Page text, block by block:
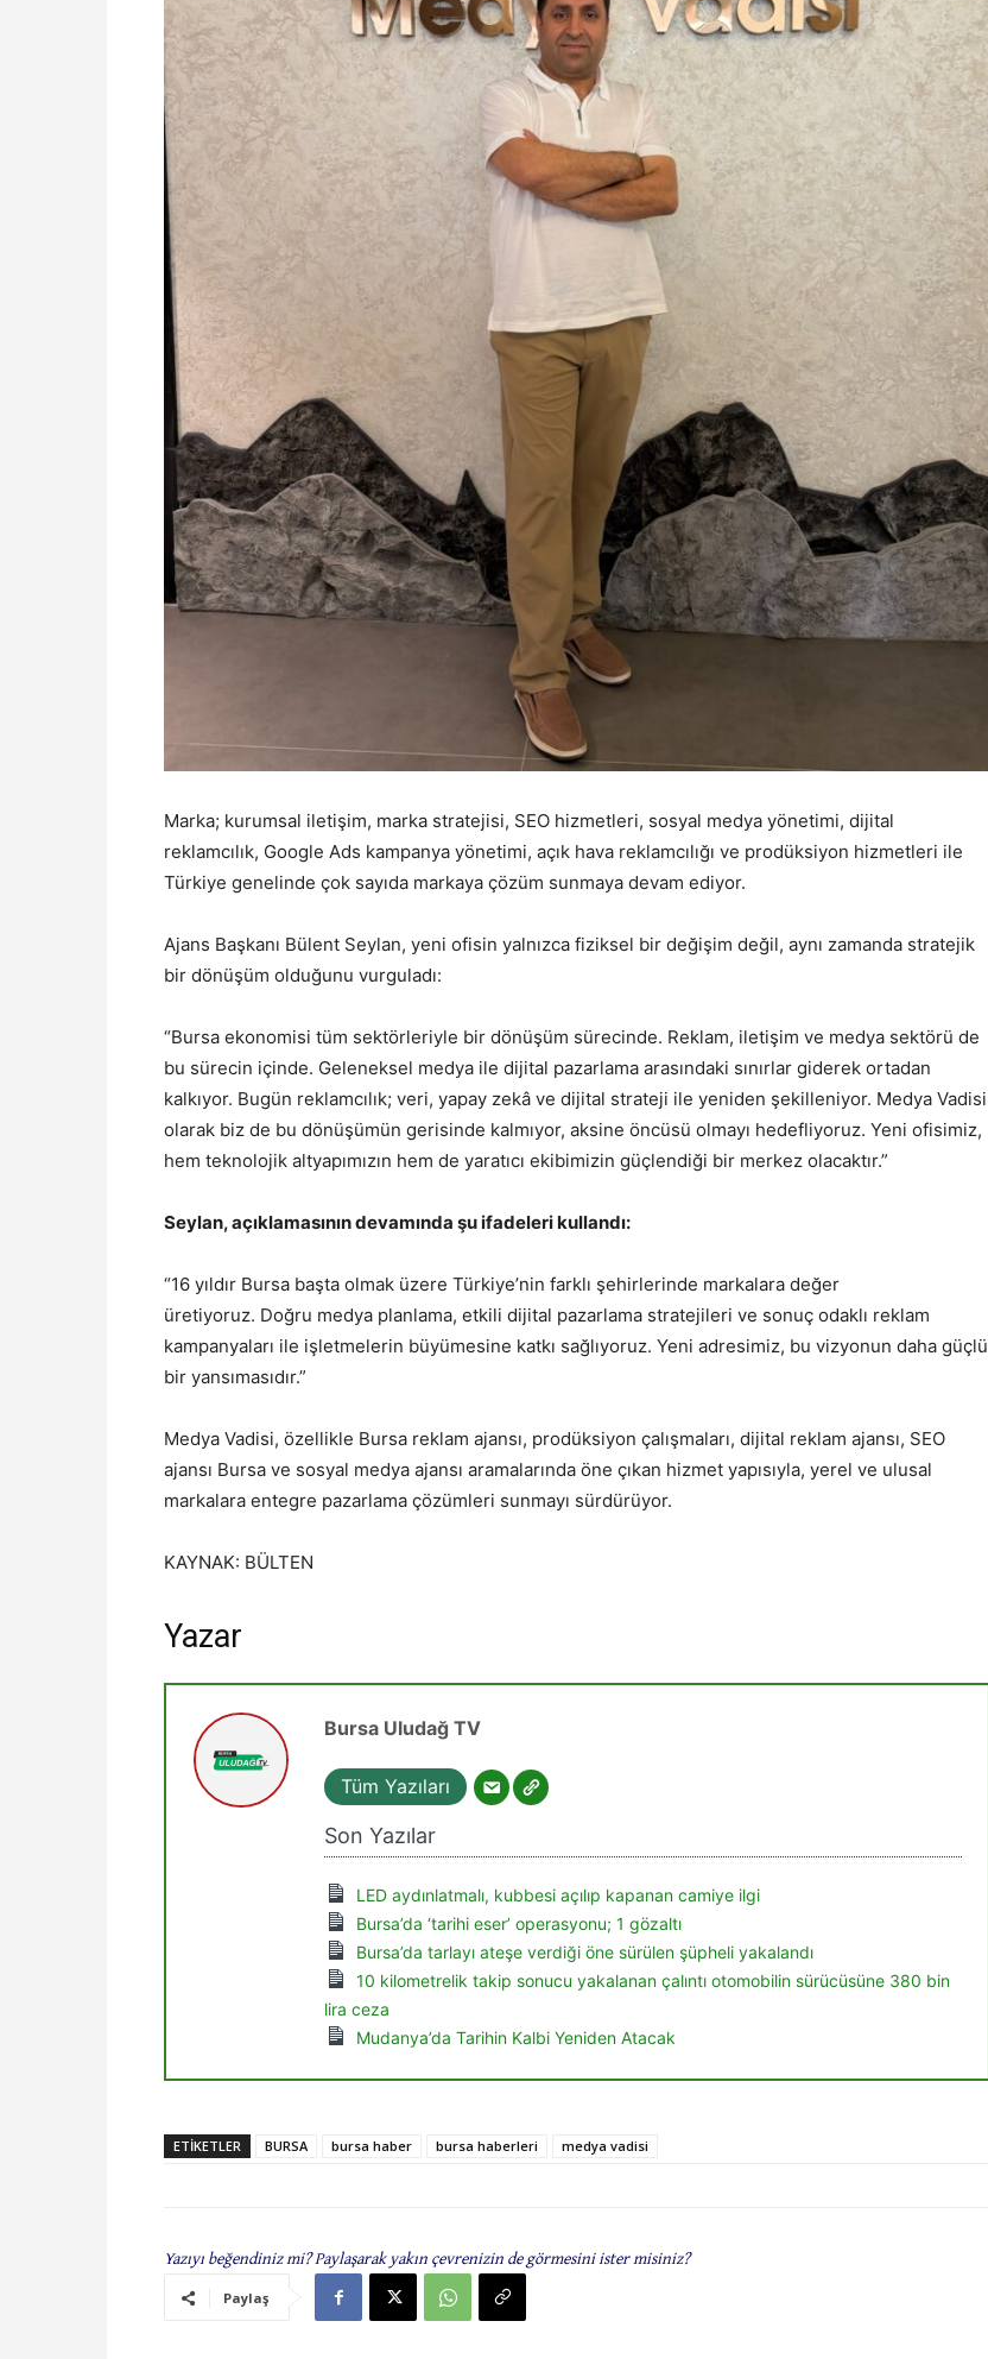
Marka; kurumsal iletişim, marka stratejisi, SEO hizmetleri, sosyal medya yönetimi, dijital
reklamcılık, Google Ads kampanya yönetimi, açık hava reklamcılığı ve prodüksiyon hizmetleri ile
Türkiye genelinde çok sayıda markaya çözüm sunmaya devam ediyor.
Ajans Başkanı Bülent Seylan, yeni ofisin yalnızca fiziksel bir değişim değil, aynı zamanda stratejik
bir dönüşüm olduğunu vurguladı:
“Bursa ekonomisi tüm sektörleriyle bir dönüşüm sürecinde. Reklam, iletişim ve medya sektörü de
bu sürecin içinde. Geleneksel medya ile dijital pazarlama arasındaki sınırlar giderek ortadan
kalkıyor. Bugün reklamcılık; veri, yapay zekâ ve dijital strateji ile yeniden şekilleniyor. Medya Vadisi
olarak biz de bu dönüşümün gerisinde kalmıyor, aksine öncüsü olmayı hedefliyoruz. Yeni ofisimiz,
hem teknolojik altyapımızın hem de yaratıcı ekibimizin güçlendiği bir merkez olacaktır.”
Seylan, açıklamasının devamında şu ifadeleri kullandı:
“16 yıldır Bursa başta olmak üzere Türkiye’nin farklı şehirlerinde markalara değer
üretiyoruz. Doğru medya planlama, etkili dijital pazarlama stratejileri ve sonuç odaklı reklam
kampanyaları ile işletmelerin büyümesine katkı sağlıyoruz. Yeni adresimiz, bu vizyonun daha güçlü
bir yansımasıdır.”
Medya Vadisi, özellikle Bursa reklam ajansı, prodüksiyon çalışmaları, dijital reklam ajansı, SEO
ajansı Bursa ve sosyal medya ajansı aramalarında öne çıkan hizmet yapısıyla, yerel ve ulusal
markalara entegre pazarlama çözümleri sunmayı sürdürüyor.
KAYNAK: BÜLTEN
Yazar
Bursa Uludağ TV
Tüm Yazıları
Son Yazılar
LED aydınlatmalı, kubbesi açılıp kapanan camiye ilgi
Bursa’da ‘tarihi eser’ operasyonu; 1 gözaltı
Bursa’da tarlayı ateşe verdiği öne sürülen şüpheli yakalandı
10 kilometrelik takip sonucu yakalanan çalıntı otomobilin sürücüsüne 380 bin
lira ceza
Mudanya’da Tarihin Kalbi Yeniden Atacak
ETIKETLER BURSA bursa haber bursa haberleri medya vadisi
Yazıyı beğendiniz mi? Paylaşarak yakın çevrenizin de görmesini ister misiniz?
Paylaş